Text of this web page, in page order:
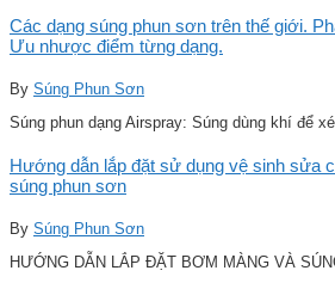
Các dạng súng phun sơn trên thế giới.
Ưu nhược điểm từng dạng.
By Súng Phun Sơn
Súng phun dạng Airspray: Súng dùng khí để xé
Hướng dẫn lắp đặt sử dụng vệ sinh sửa
súng phun sơn
By Súng Phun Sơn
HƯỚNG DẪN LẮP ĐẶT BƠM MÀNG VÀ